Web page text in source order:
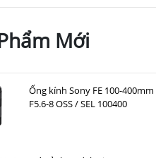
Mới
Ống kính Sony FE 100-400mm
F5.6-8 OSS / SEL 100400